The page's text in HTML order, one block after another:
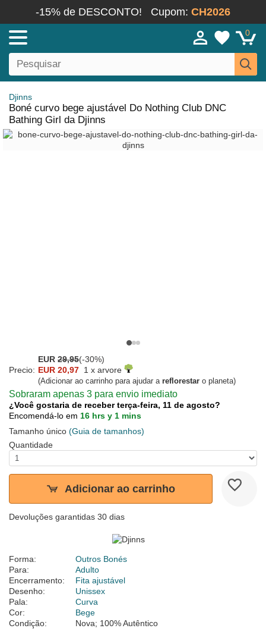
-15% de DESCONTO! Cupom: CH2026
0
Djinns
Boné curvo bege ajustável Do Nothing Club DNC
Bathing Girl da Djinns
EUR 29,95(-30%)
Precio: EUR 20,97 1 x arvore
(Adicionar ao carrinho para ajudar a reflorestar o planeta)
Sobraram apenas 3 para envio imediato
¿Você gostaria de receber terça-feira, 11 de agosto?
Encomendá-lo em 16 hrs y 1 mins
Tamanho único (Guia de tamanhos)
Quantidade
Adicionar ao carrinho
Devoluções garantidas 30 dias
Forma:
Outros Bonés
Para:
Adulto
Encerramento:
Fita ajustável
Desenho:
Unissex
Pala:
Curva
Cor:
Bege
Condição:
Nova; 100% Autêntico